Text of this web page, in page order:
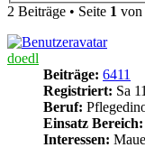
2 Beiträge • Seite 1 von
doedl
Beiträge: 6411
Registriert: Sa
Beruf:
Einsatz Bereich:
Interessen: